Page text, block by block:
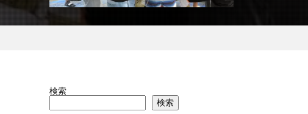
検索
検索